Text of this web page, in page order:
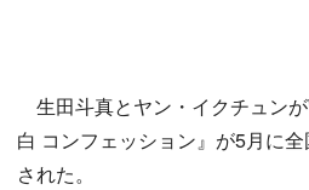
生田斗真とヤン・イクチュン
白 コンフェッション』が5月に
された。